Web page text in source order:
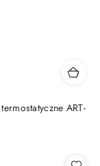
ART-